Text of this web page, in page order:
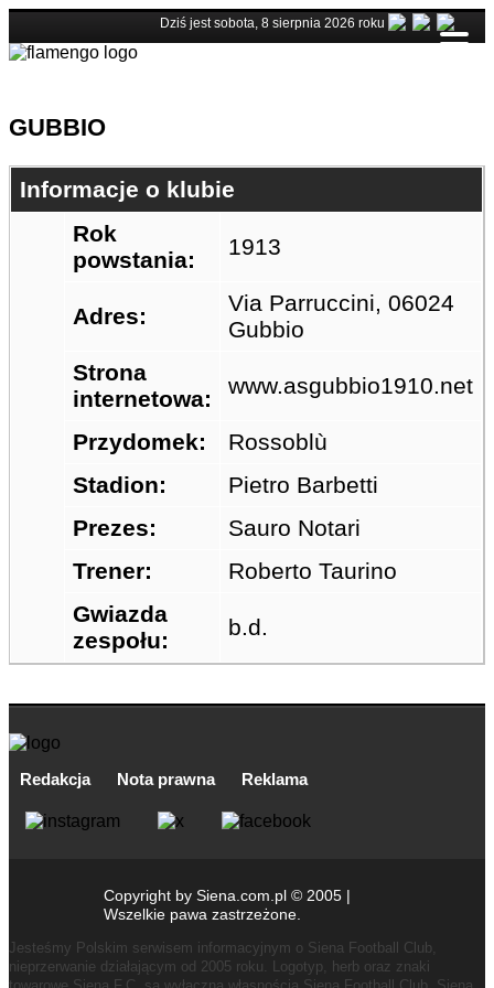
Dziś jest sobota, 8 sierpnia 2026 roku
GUBBIO
Informacje o klubie
Rok
powstania:
1913
Adres:
Via Parruccini, 06024
Gubbio
Strona
internetowa:
www.asgubbio1910.net
Przydomek:
Rossoblù
Stadion:
Pietro Barbetti
Prezes:
Sauro Notari
Trener:
Roberto Taurino
Gwiazda
zespołu:
b.d.
Redakcja Nota prawna Reklama
Copyright by Siena.com.pl © 2005 |
Wszelkie pawa zastrzeżone.
Jesteśmy Polskim serwisem informacyjnym o Siena Football Club,
nieprzerwanie działającym od 2005 roku. Logotyp, herb oraz znaki